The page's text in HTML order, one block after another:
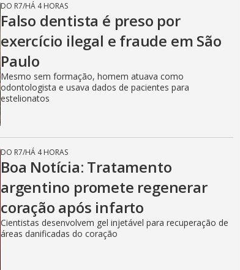
DO R7/HÁ 4 HORAS
Falso dentista é preso por
exercício ilegal e fraude em São
Paulo
Mesmo sem formação, homem atuava como
odontologista e usava dados de pacientes para
estelionatos
DO R7/HÁ 4 HORAS
Boa Notícia: Tratamento
argentino promete regenerar
coração após infarto
Cientistas desenvolvem gel injetável para recuperação de
áreas danificadas do coração